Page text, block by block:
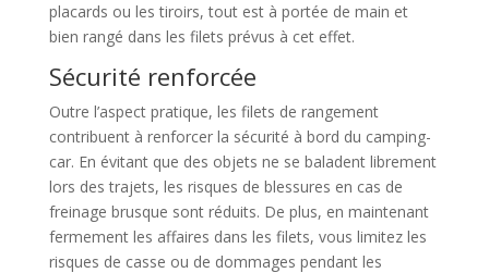
placards ou les tiroirs, tout est à portée de main et
bien rangé dans les filets prévus à cet effet.
Sécurité renforcée
Outre l’aspect pratique, les filets de rangement
contribuent à renforcer la sécurité à bord du camping-
car. En évitant que des objets ne se baladent librement
lors des trajets, les risques de blessures en cas de
freinage brusque sont réduits. De plus, en maintenant
fermement les affaires dans les filets, vous limitez les
risques de casse ou de dommages pendant les